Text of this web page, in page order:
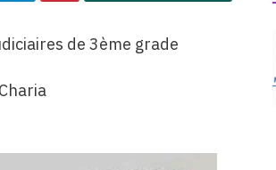
de 3ème grade